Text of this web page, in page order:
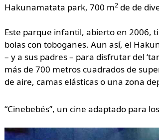
Hakunamatata park, 700 m2de de
Este parque infantil, abierto en 2006,
bolas con toboganes. Aun así, el
– y a sus padres – para disfrutar del
más de 700 metros cuadrados de
de aire, camas elásticas o una zona
“Cinebebés”, un cine adaptado para